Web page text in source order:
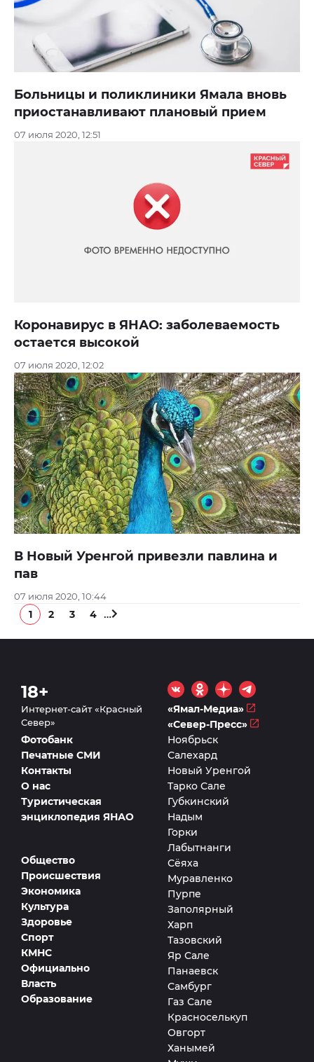
Больницы и поликлиники Ямала вновь
приостанавливают плановый прием
07 июля 2020, 12:51
Коронавирус в ЯНАО: заболеваемость
остается высокой
07 июля 2020, 12:02
В Новый Уренгой привезли павлина и
пав
07 июля 2020, 10:44
1 2 3 4 …
18+
Интернет-сайт «Красный
Север»
«Ямал-Медиа»
«Север-Пресс»
Общество
Происшествия
Экономика
Культура
Здоровье
Спорт
КМНС
Официально
Власть
Образование
Фотобанк
Печатные СМИ
Контакты
О нас
Туристическая
энциклопедия ЯНАО
Ноябрьск
Салехард
Новый Уренгой
Тарко Сале
Губкинский
Надым
Горки
Лабытнанги
Сёяха
Муравленко
Пурпе
Заполярный
Харп
Тазовский
Яр Сале
Панаевск
Самбург
Газ Сале
Красноселькуп
Овгорт
Ханымей